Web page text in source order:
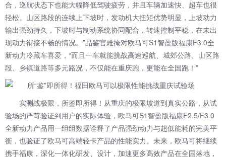
合，巡航状态下也能大幅降低驾驶疲劳，并且车辆加速快、超车也很
轻松。山区路段的连续上下坡时，发动机大扭矩优势明显，上坡动力
输出强劲持久，下坡时与制动系统协同配合，转速控制平稳，在未出
现动力衔接不畅的情况。”品鉴官难掩对欧马可S1智盈版福康F3.0全
新动力冷藏车喜爱，“而且一车就能挑战高速巡航、城郊公路、山区路
段、乡镇道路等多元路况，不仅能在重庆跑，更能在全国跑！”
实测战极限，所鉴即所得！从重庆的极限坡道到真实公路，从试
验场的严苛验证到用户的实际体验，欧马可S1智盈版福康F2.5/F3.0
全新动力产品用一组组数据诠释了产品强劲动力与超低能耗的完美平
衡，也验证了欧马可高端轻卡产品的性能实力。未来，欧马可将继续
携手福康，深化一体化研发、设计，加速更多高效产品在全国落地，